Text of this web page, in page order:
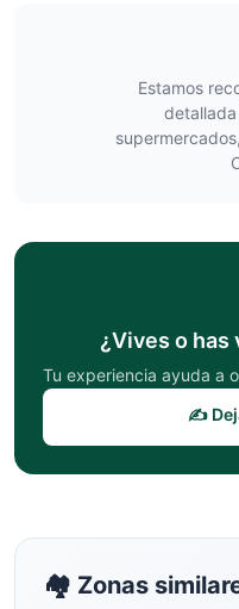
Estamos
¿Vives o has
Tu experiencia ayuda a
✍️
🏘️ Zonas